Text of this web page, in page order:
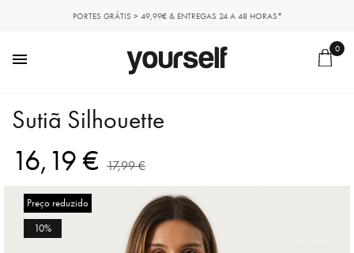
PORTES GRÁTIS > 49,99€ & ENTREGAS 24 A 48 HORAS*

0
Sutiã Silhouette
16,19 € 17,99 €
Preço reduzido
10%